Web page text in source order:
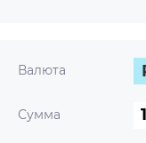
Валюта
Сумма